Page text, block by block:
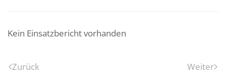
Kein Einsatzbericht vorhanden
Zurück Weiter